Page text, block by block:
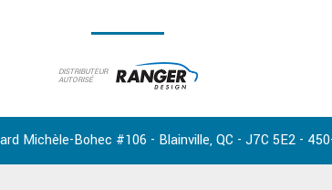
DISTRIBUTEUR
AUTORISÉ
Michèle-Bohec #106 - Blainville,QC - J7C 5E2-